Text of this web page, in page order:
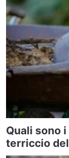
Quali sono
terriccio